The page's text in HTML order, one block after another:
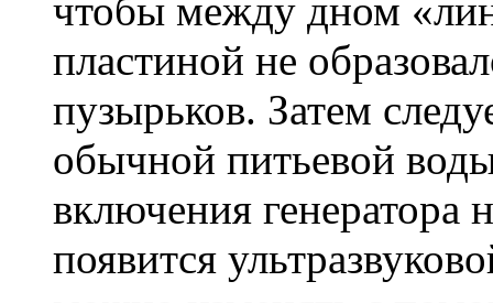
чтобы между дном
пластиной не
пузырьков. Затем
обычной питьевой
включения генератора
появится